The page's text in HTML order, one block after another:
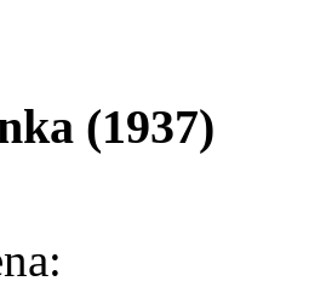
(1937)